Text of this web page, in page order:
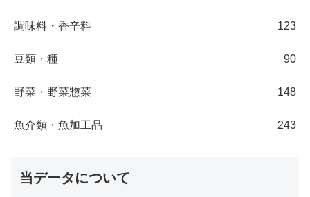
調味料・香辛料 123
豆類・種 90
野菜・野菜惣菜 148
魚介類・魚加工品 243
当データについて